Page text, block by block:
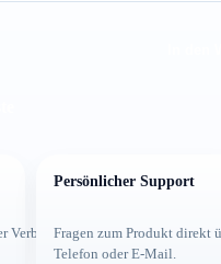
Verbindung und
Persönlicher Support
Fragen zum Produkt direkt
Telefon oder E-Mail.